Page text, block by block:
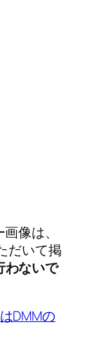
像は、
だいて掲
わないで
DMMの